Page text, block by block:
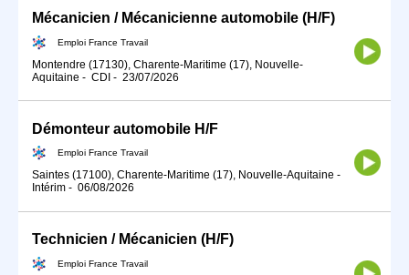
Mécanicien / Mécanicienne automobile (H/F)
Emploi France Travail
Montendre (17130), Charente-Maritime (17), Nouvelle-
Aquitaine - CDI - 23/07/2026
Démonteur automobile H/F
Emploi France Travail
Saintes (17100), Charente-Maritime (17), Nouvelle-Aquitaine -
Intérim - 06/08/2026
Technicien / Mécanicien (H/F)
Emploi France Travail